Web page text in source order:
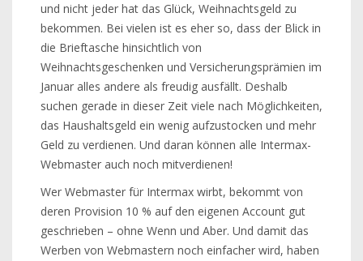
und nicht jeder hat das Glück, Weihnachtsgeld zu
bekommen. Bei vielen ist es eher so, dass der Blick in
die Brieftasche hinsichtlich von
Weihnachtsgeschenken und Versicherungsprämien im
Januar alles andere als freudig ausfällt. Deshalb
suchen gerade in dieser Zeit viele nach Möglichkeiten,
das Haushaltsgeld ein wenig aufzustocken und mehr
Geld zu verdienen. Und daran können alle Intermax-
Webmaster auch noch mitverdienen!
Wer Webmaster für Intermax wirbt, bekommt von
deren Provision 10 % auf den eigenen Account gut
geschrieben – ohne Wenn und Aber. Und damit das
Werben von Webmastern noch einfacher wird, haben